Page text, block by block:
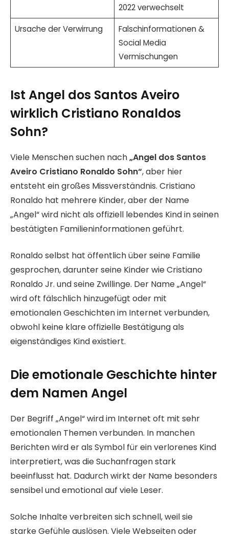
2022 verwechselt
Ursache der Verwirrung
Falschinformationen &
Social Media
Vermischungen
Ist Angel dos Santos Aveiro
wirklich Cristiano Ronaldos
Sohn?
Viele Menschen suchen nach„Angel dos Santos
Aveiro Cristiano Ronaldo Sohn“, aber hier
entsteht ein großes Missverständnis. Cristiano
Ronaldo hat mehrere Kinder, aber der Name
„Angel“ wird nicht als offiziell lebendes Kind in seinen
bestätigten Familieninformationen geführt.
Ronaldo selbst hat öffentlich über seine Familie
gesprochen, darunter seine Kinder wie Cristiano
Ronaldo Jr. und seine Zwillinge. Der Name „Angel“
wird oft fälschlich hinzugefügt oder mit
emotionalen Geschichten im Internet verbunden,
obwohl keine klare offizielle Bestätigung als
eigenständiges Kind existiert.
Die emotionale Geschichte hinter
dem Namen Angel
Der Begriff „Angel“ wird im Internet oft mit sehr
emotionalen Themen verbunden. In manchen
Berichten wird er als Symbol für ein verlorenes Kind
interpretiert, was die Suchanfragen stark
beeinflusst hat. Dadurch wirkt der Name besonders
sensibel und emotional auf viele Leser.
Solche Inhalte verbreiten sich schnell, weil sie
starke Gefühle auslösen. Viele Webseiten oder